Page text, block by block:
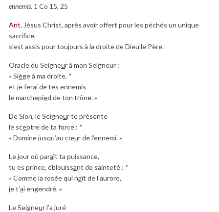
ennemis. 1 Co 15, 25
Ant. Jésus Christ, après avoir offert pour les péchés un unique
sacrifice,
s’est assis pour toujours à la droite de Dieu le Père.
Oracle du Seigneur à mon Seigneur :
« Siège à ma droite, *
et je ferai de tes ennemis
le marchepied de ton trône. »
De Sion, le Seigneur te présente
le sceptre de ta force : *
« Domine jusqu’au cœur de l’ennemi. »
Le jour où paraît ta puissance,
tu es prince, éblouissant de sainteté : *
« Comme la rosée qui naît de l’aurore,
je t’ai engendré. »
Le Seigneur l’a juré